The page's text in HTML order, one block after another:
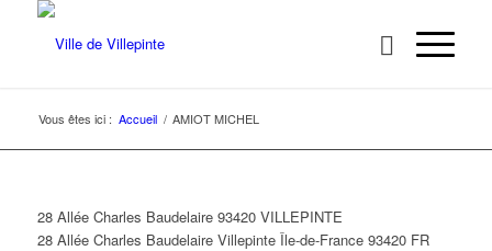
Vous êtes ici : Accueil / AMIOT MICHEL
28 Allée Charles Baudelaire 93420 VILLEPINTE
28 Allée Charles Baudelaire Villepinte Île-de-France 93420 FR